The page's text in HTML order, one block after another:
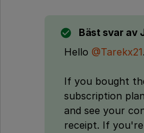
Bäst svar av
Hello @Tarekx21.
If you bought
subscription
and see your
receipt. If